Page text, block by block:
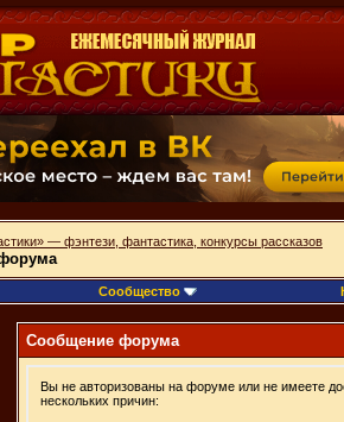
— фэнтези, фантастика, конкурсы рассказов
Сообщество
Сообщение форума
Вы не авторизованы на форуме или не имеете
нескольких причин: